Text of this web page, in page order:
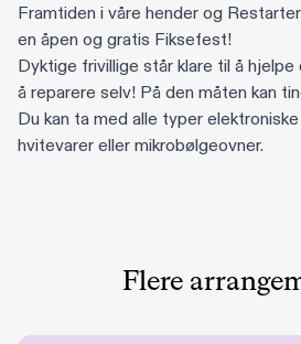
Framtiden i våre hender og
en åpen og gratis Fiksefest!
Dyktige frivillige står klare til å
å reparere selv! På den måten kan
Du kan ta med alle typer
hvitevarer eller mikrobølgeovner.
Flere